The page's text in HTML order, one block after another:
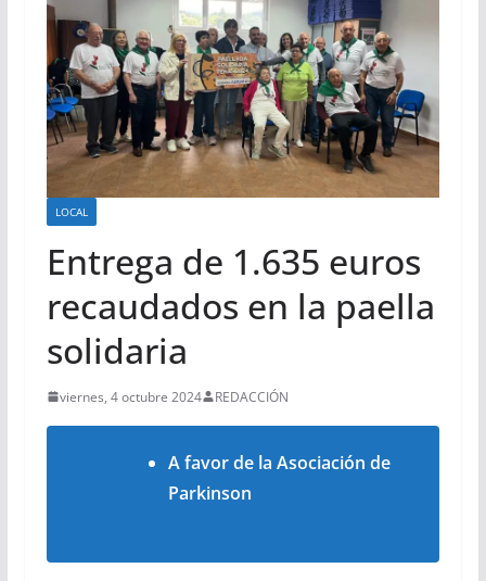
LOCAL
Entrega de 1.635 euros
recaudados en la paella
solidaria
viernes, 4 octubre 2024 REDACCIÓN
A favor de la Asociación de
Parkinson